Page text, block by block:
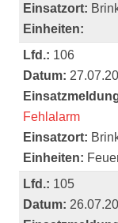
Einsatzort:
Einheiten:
Lfd.: 106
Datum:
Fehlalarm
Einsatzort:
Einheiten:
Lfd.: 105
Datum: